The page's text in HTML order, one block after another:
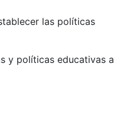
las políticas
y políticas educativas a